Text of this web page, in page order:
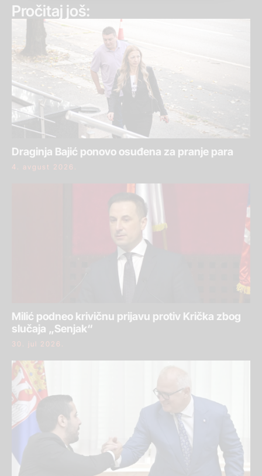
Pročitaj još:
Draginja Bajić ponovo osuđena za pranje para
4. avgust 2026.
Milić podneo krivičnu prijavu protiv Krička zbog
slučaja „Senjak“
30. jul 2026.